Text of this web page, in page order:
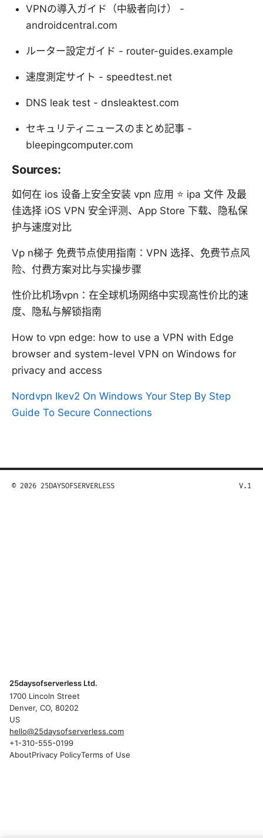
VPNの導入ガイド（中級者向け） -
androidcentral.com
ルーター設定ガイド - router-guides.example
速度測定サイト - speedtest.net
DNS leak test - dnsleaktest.com
セキュリティニュースのまとめ記事 -
bleepingcomputer.com
Sources:
如何在 ios 设备上安全安装 vpn 应用 ⭐ ipa 文件 及最
佳选择 iOS VPN 安全评测、App Store 下载、隐私保
护与速度对比
Vp n梯子 免费节点使用指南：VPN 选择、免费节点风
险、付费方案对比与实操步骤
性价比机场vpn：在全球机场网络中实现高性价比的速
度、隐私与解锁指南
How to vpn edge: how to use a VPN with Edge
browser and system-level VPN on Windows for
privacy and access
Nordvpn Ikev2 On Windows Your Step By Step
Guide To Secure Connections
© 2026 25DAYSOFSERVERLESS V.1
25daysofserverless Ltd.
1700 Lincoln Street
Denver, CO, 80202
US
hello@25daysofserverless.com
+1-310-555-0199
AboutPrivacy PolicyTerms of Use